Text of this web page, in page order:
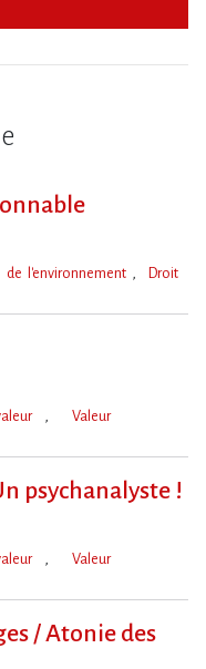
de l'environnement
Droit
Valeur
psychanalyste !
Valeur
/ Atonie des